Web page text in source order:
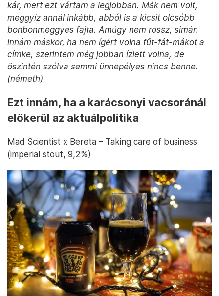
kár, mert ezt vártam a legjobban. Mák nem volt,
meggyíz annál inkább, abból is a kicsit olcsóbb
bonbonmeggyes fajta. Amúgy nem rossz, simán
innám máskor, ha nem ígért volna fűt-fát-mákot a
címke, szerintem még jobban ízlett volna, de
őszintén szólva semmi ünnepélyes nincs benne.
(németh)
Ezt innám, ha a karácsonyi vacsoránál
előkerül az aktuálpolitika
Mad Scientist x Bereta – Taking care of business
(imperial stout, 9,2%)